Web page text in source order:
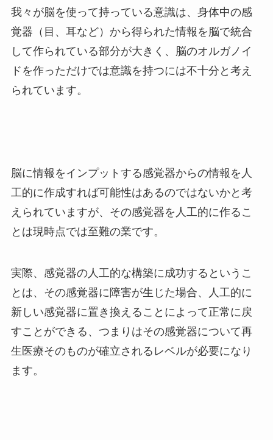
我々が脳を使って持っている意識は、身体中の感
覚器（目、耳など）から得られた情報を脳で統合
して作られている部分が大きく、脳のオルガノイ
ドを作っただけでは意識を持つには不十分と考え
られています。
脳に情報をインプットする感覚器からの情報を人
工的に作成すれば可能性はあるのではないかと考
えられていますが、その感覚器を人工的に作るこ
とは現時点では至難の業です。
実際、感覚器の人工的な構築に成功するというこ
とは、その感覚器に障害が生じた場合、人工的に
新しい感覚器に置き換えることによって正常に戻
すことができる、つまりはその感覚器について再
生医療そのものが確立されるレベルが必要になり
ます。